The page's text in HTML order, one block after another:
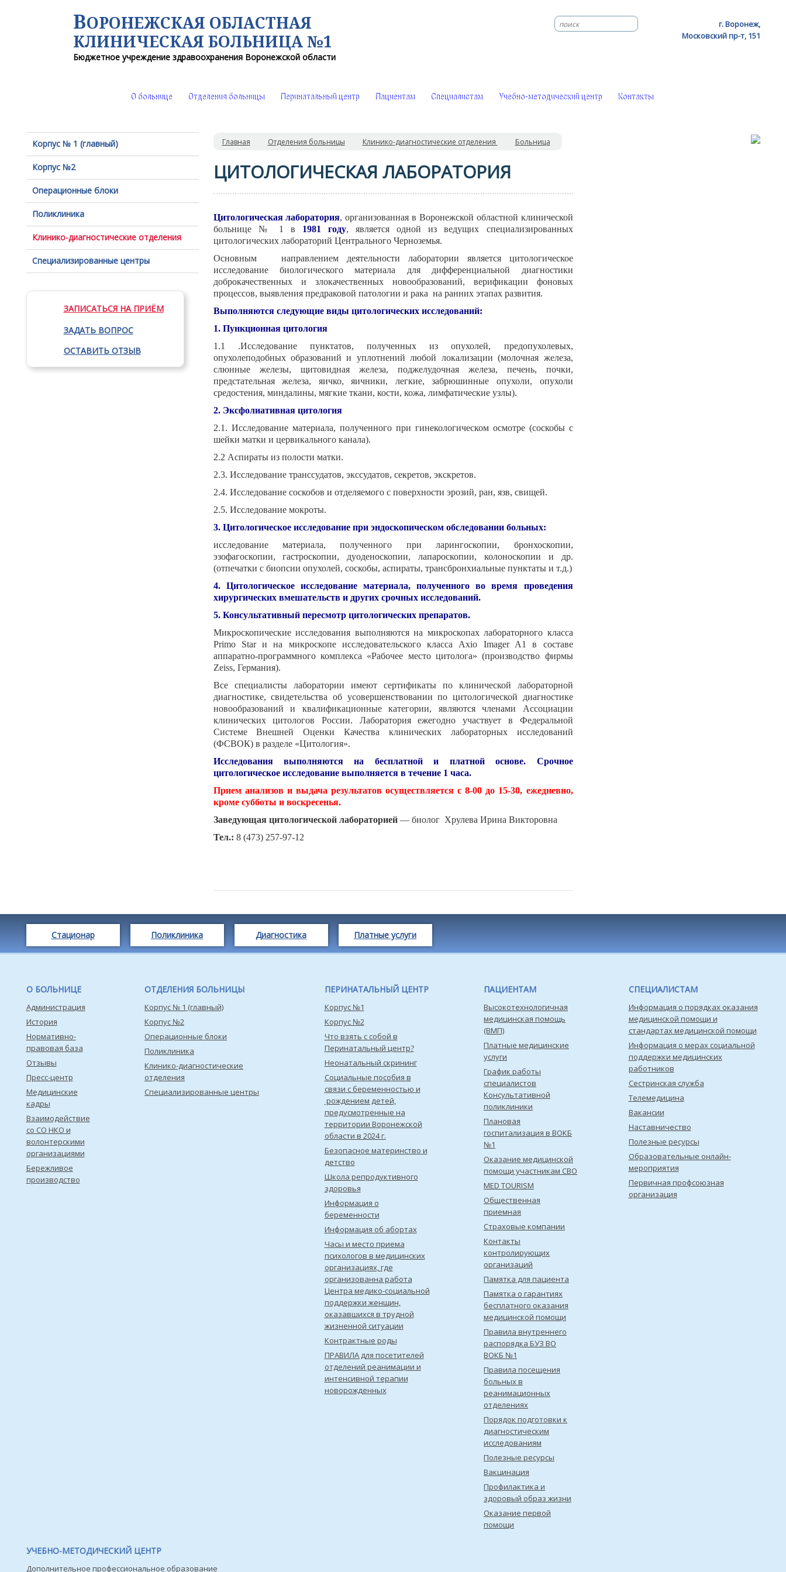
ВОРОНЕЖСКАЯ ОБЛАСТНАЯ
КЛИНИЧЕСКАЯ БОЛЬНИЦА №1
Бюджетное учреждение здравоохранения Воронежской области
г. Воронеж,
Московский пр-т, 151
О больнице Отделения больницы Перинатальный центр Пациентам Специалистам Учебно-методический центр Контакты
Корпус № 1 (главный)
Корпус №2
Операционные блоки
Поликлиника
Клинико-диагностические отделения
Специализированные центры
ЗАПИСАТЬСЯ НА ПРИЁМ
ЗАДАТЬ ВОПРОС
ОСТАВИТЬ ОТЗЫВ
Главная Отделения больницы Клинико-диагностические отделения Больница
ЦИТОЛОГИЧЕСКАЯ ЛАБОРАТОРИЯ
Цитологическая лаборатория, организованная в Воронежской областной клинической
больнице № 1 в 1981 году, является одной из ведущих специализированных
цитологических лабораторий Центрального Черноземья.
Основным направлением деятельности лаборатории является цитологическое
исследование биологического материала для дифференциальной диагностики
доброкачественных и злокачественных новообразований, верификации фоновых
процессов, выявления предраковой патологии и рака на ранних этапах развития.
Выполняются следующие виды цитологических исследований:
1. Пункционная цитология
1.1 .Исследование пунктатов, полученных из опухолей, предопухолевых,
опухолеподобных образований и уплотнений любой локализации (молочная железа,
слюнные железы, щитовидная железа, поджелудочная железа, печень, почки,
предстательная железа, яичко, яичники, легкие, забрюшинные опухоли, опухоли
средостения, миндалины, мягкие ткани, кости, кожа, лимфатические узлы).
2. Эксфолиативная цитология
2.1. Исследование материала, полученного при гинекологическом осмотре (соскобы с
шейки матки и цервикального канала).
2.2 Аспираты из полости матки.
2.3. Исследование транссудатов, экссудатов, секретов, экскретов.
2.4. Исследование соскобов и отделяемого с поверхности эрозий, ран, язв, свищей.
2.5. Исследование мокроты.
3. Цитологическое исследование при эндоскопическом обследовании больных:
исследование материала, полученного при ларингоскопии, бронхоскопии,
эзофагоскопии, гастроскопии, дуоденоскопии, лапароскопии, колоноскопии и др.
(отпечатки с биопсии опухолей, соскобы, аспираты, трансбронхиальные пунктаты и т.д.)
4. Цитологическое исследование материала, полученного во время проведения
хирургических вмешательств и других срочных исследований.
5. Консультативный пересмотр цитологических препаратов.
Микроскопические исследования выполняются на микроскопах лабораторного класса
Primo Star и на микроскопе исследовательского класса Axio Imager A1 в составе
аппаратно-программного комплекса «Рабочее место цитолога» (производство фирмы
Zeiss, Германия).
Все специалисты лаборатории имеют сертификаты по клинической лабораторной
диагностике, свидетельства об усовершенствовании по цитологической диагностике
новообразований и квалификационные категории, являются членами Ассоциации
клинических цитологов России. Лаборатория ежегодно участвует в Федеральной
Системе Внешней Оценки Качества клинических лабораторных исследований
(ФСВОК) в разделе «Цитология».
Исследования выполняются на бесплатной и платной основе. Срочное
цитологическое исследование выполняется в течение 1 часа.
Прием анализов и выдача результатов осуществляется с 8-00 до 15-30, ежедневно,
кроме субботы и воскресенья.
Заведующая цитологической лабораторией— биолог Хрулева Ирина Викторовна
Тел.: 8 (473) 257-97-12
Стационар Поликлиника Диагностика Платные услуги
О БОЛЬНИЦЕ
Администрация
История
Нормативно-
правовая база
Отзывы
Пресс-центр
Медицинские
кадры
Взаимодействие
со СО НКО и
волонтерскими
организациями
Бережливое
производство
ОТДЕЛЕНИЯ БОЛЬНИЦЫ
Корпус № 1 (главный)
Корпус №2
Операционные блоки
Поликлиника
Клинико-диагностические
отделения
Специализированные центры
ПЕРИНАТАЛЬНЫЙ ЦЕНТР
Корпус №1
Корпус №2
Что взять с собой в
Перинатальный центр?
Неонатальный скрининг
Социальные пособия в
связи с беременностью и
рождением детей,
предусмотренные на
территории Воронежской
области в 2024 г.
Безопасное материнство и
детство
Школа репродуктивного
здоровья
Информация о
беременности
Информация об абортах
Часы и место приема
психологов в медицинских
организациях, где
организованна работа
Центра медико-социальной
поддержки женщин,
оказавшихся в трудной
жизненной ситуации
Контрактные роды
ПРАВИЛА для посетителей
отделений реанимации и
интенсивной терапии
новорожденных
ПАЦИЕНТАМ
Высокотехнологичная
медицинская помощь
(ВМП)
Платные медицинские
услуги
График работы
специалистов
Консультативной
поликлиники
Плановая
госпитализация в ВОКБ
№1
Оказание медицинской
помощи участникам СВО
MED TOURISM
Общественная
приемная
Страховые компании
Контакты
контролирующих
организаций
Памятка для пациента
Памятка о гарантиях
бесплатного оказания
медицинской помощи
Правила внутреннего
распорядка БУЗ ВО
ВОКБ №1
Правила посещения
больных в
реанимационных
отделениях
Порядок подготовки к
диагностическим
исследованиям
Полезные ресурсы
Вакцинация
Профилактика и
здоровый образ жизни
Оказание первой
помощи
СПЕЦИАЛИСТАМ
Информация о порядках оказания
медицинской помощи и
стандартах медицинской помощи
Информация о мерах социальной
поддержки медицинских
работников
Сестринская служба
Телемедицина
Вакансии
Наставничество
Полезные ресурсы
Образовательные онлайн-
мероприятия
Первичная профсоюзная
организация
УЧЕБНО-МЕТОДИЧЕСКИЙ ЦЕНТР
Дополнительное профессиональное образование